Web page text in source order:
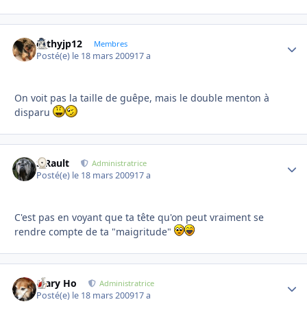
cathyjp12 Membres
Posté(e) le 18 mars 200917 a
On voit pas la taille de guêpe, mais le double menton à
disparu
S.Rault Administratrice
Posté(e) le 18 mars 200917 a
C'est pas en voyant que ta tête qu'on peut vraiment se
rendre compte de ta "maigritude"
Mary Ho Administratrice
Posté(e) le 18 mars 200917 a